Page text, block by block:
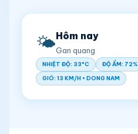
🌤️Hôm nay
Gan quang
NHIỆT ĐỘ: 33°C ĐỘ ẨM: 72%
GIÓ: 13 KM/H • DONG NAM